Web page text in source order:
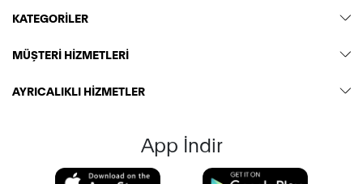
KATEGORİLER
MÜŞTERİ HİZMETLERİ
AYRICALIKLI HİZMETLER
App İndir